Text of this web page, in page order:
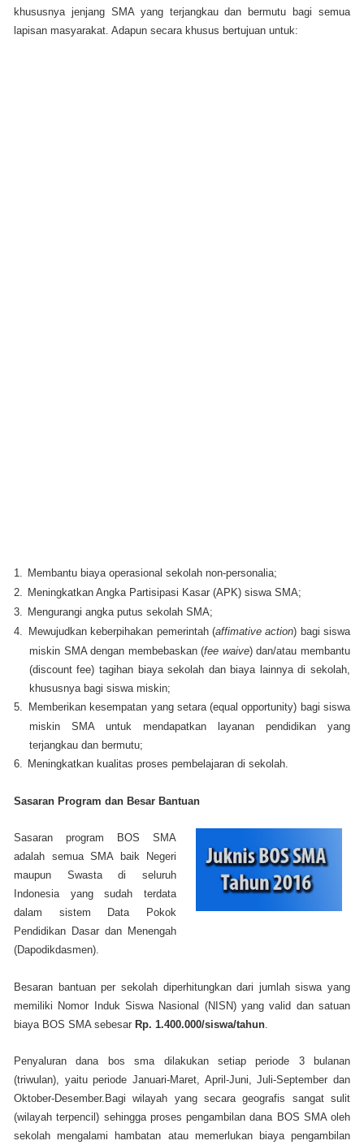
khususnya jenjang SMA yang terjangkau dan bermutu bagi semua
lapisan masyarakat. Adapun secara khusus bertujuan untuk:
1.
Membantu biaya operasional sekolah non-personalia;
2.
Meningkatkan Angka Partisipasi Kasar (APK) siswa SMA;
3.
Mengurangi angka putus sekolah SMA;
4.
Mewujudkan keberpihakan pemerintah (affimative action) bagi siswa
miskin SMA dengan membebaskan (fee waive) dan/atau membantu
(discount fee) tagihan biaya sekolah dan biaya lainnya di sekolah,
khususnya bagi siswa miskin;
5.
Memberikan kesempatan yang setara (equal opportunity) bagi siswa
miskin SMA untuk mendapatkan layanan pendidikan yang
terjangkau dan bermutu;
6.
Meningkatkan kualitas proses pembelajaran di sekolah.
Sasaran Program dan Besar Bantuan
Sasaran program BOS SMA
adalah semua SMA baik Negeri
maupun Swasta di seluruh
Indonesia yang sudah terdata
dalam sistem Data Pokok
Pendidikan Dasar dan Menengah
(Dapodikdasmen).
Besaran bantuan per sekolah diperhitungkan dari jumlah siswa yang
memiliki Nomor Induk Siswa Nasional (NISN) yang valid dan satuan
biaya BOS SMA sebesar Rp. 1.400.000/siswa/tahun
Penyaluran dana bos sma dilakukan setiap periode 3 bulanan
(triwulan), yaitu periode Januari-Maret, April-Juni, Juli-September dan
Oktober-Desember.Bagi wilayah yang secara geografis sangat sulit
(wilayah terpencil) sehingga proses pengambilan dana BOS SMA oleh
sekolah mengalami hambatan atau memerlukan biaya pengambilan